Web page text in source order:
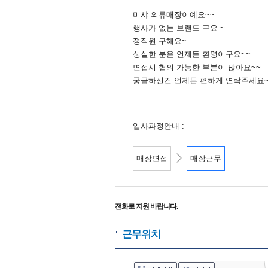
미샤 의류매장이예요~~
행사가 없는 브랜드 구요 ~
정직원 구해요~
성실한 분은 언제든 환영이구요~~
면접시 협의 가능한 부분이 많아요~~
궁금하신건 언제든 편하게 연락주세요
입사과정안내 :
매장면접 매장근무
전화로 지원 바랍니다.
근무위치